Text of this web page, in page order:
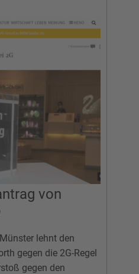
von
lehnt den
gegen die 2G-Regel
gegen den